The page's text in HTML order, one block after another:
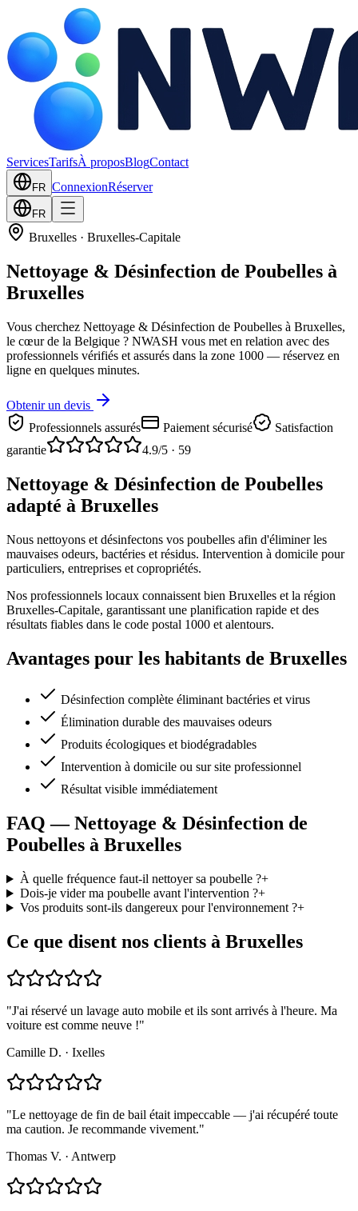
ServicesTarifsÀ proposBlogContact
FR ConnexionRéserver
FR
Bruxelles · Bruxelles-Capitale
Nettoyage & Désinfection de Poubelles à
Bruxelles
Vous cherchez Nettoyage & Désinfection de Poubelles à Bruxelles,
le cœur de la Belgique ? NWASH vous met en relation avec des
professionnels vérifiés et assurés dans la zone 1000 — réservez en
ligne en quelques minutes.
Obtenir un devis
Professionnels assurés
Paiement sécurisé
Satisfaction
garantie
4.9/5 · 59
Nettoyage & Désinfection de Poubelles
adapté à Bruxelles
Nous nettoyons et désinfectons vos poubelles afin d'éliminer les
mauvaises odeurs, bactéries et résidus. Intervention à domicile pour
particuliers, entreprises et copropriétés.
Nos professionnels locaux connaissent bien Bruxelles et la région
Bruxelles-Capitale, garantissant une planification rapide et des
résultats fiables dans le code postal 1000 et alentours.
Avantages pour les habitants de Bruxelles
Désinfection complète éliminant bactéries et virus
Élimination durable des mauvaises odeurs
Produits écologiques et biodégradables
Intervention à domicile ou sur site professionnel
Résultat visible immédiatement
FAQ — Nettoyage & Désinfection de
Poubelles à Bruxelles
À quelle fréquence faut-il nettoyer sa poubelle ?+
Dois-je vider ma poubelle avant l'intervention ?+
Vos produits sont-ils dangereux pour l'environnement ?+
Ce que disent nos clients à Bruxelles
"J'ai réservé un lavage auto mobile et ils sont arrivés à l'heure. Ma
voiture est comme neuve !"
Camille D. · Ixelles
"Le nettoyage de fin de bail était impeccable — j'ai récupéré toute
ma caution. Je recommande vivement."
Thomas V. · Antwerp